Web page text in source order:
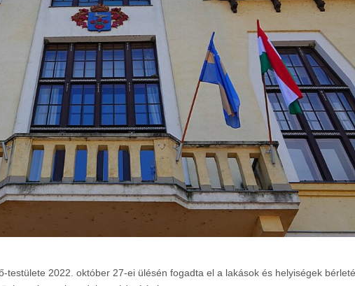
testülete 2022. október 27-ei ülésén fogadta el a lakások és helyiségek